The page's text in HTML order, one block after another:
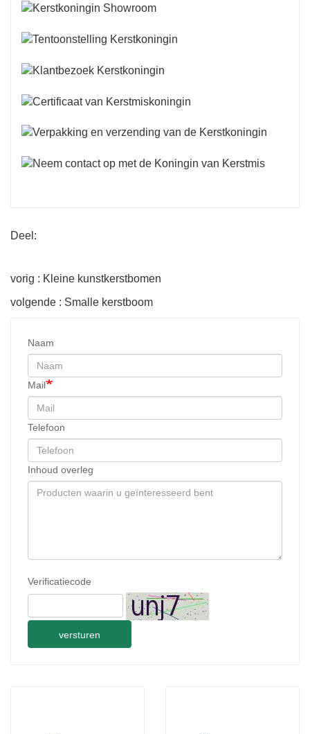
Deel:
vorig : Kleine kunstkerstbomen
volgende : Smalle kerstboom
Naam
Mail
Telefoon
Inhoud overleg
Verificatiecode
versturen